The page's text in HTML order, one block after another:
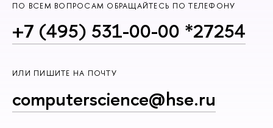
ПО ВСЕМ ВОПРОСАМ ОБРАЩАЙТЕСЬ ПО ТЕЛЕФОНУ
+7 (495) 531-00-00 *27254
ИЛИ ПИШИТЕ НА ПОЧТУ
computerscience@hse.ru